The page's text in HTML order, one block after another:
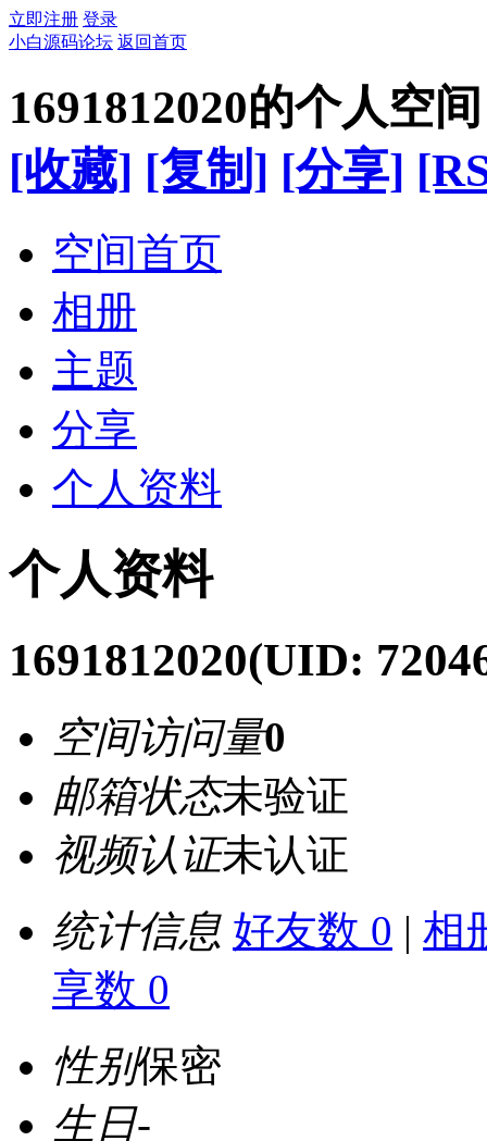
立即注册 登录
小白源码论坛 返回首页
1691812020的个人空间
[收藏] [复制] [分享]
空间首页
相册
主题
分享
个人资料
个人资料
1691812020(UID:
空间访问量0
邮箱状态未验证
视频认证未认证
统计信息 好友数 0 | 相
享数 0
性别保密
生日-